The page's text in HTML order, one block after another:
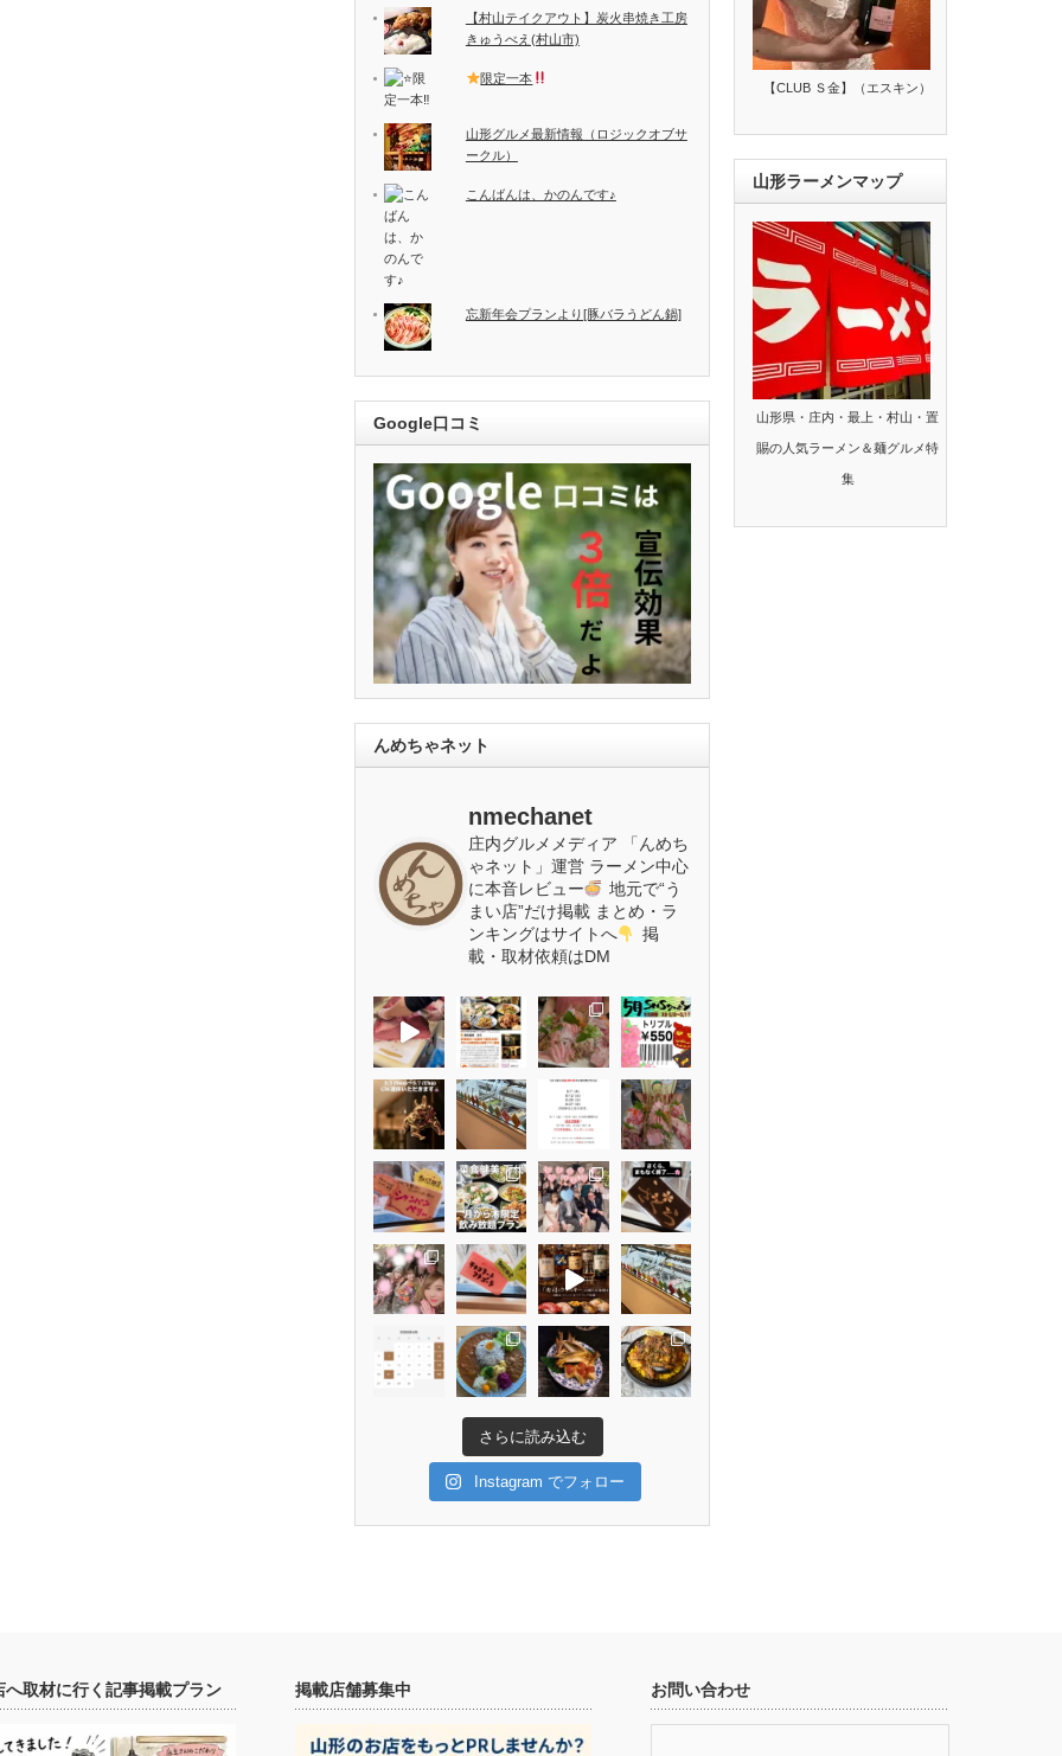
【村山テイクアウト】炭火串焼き工房
きゅうべえ(村山市)
限定一本
山形グルメ最新情報（ロジックオブサ
ークル）
こんばんは、かのんです♪
忘新年会プランより[豚バラうどん鍋]
Google口コミ
んめちゃネット
nmechanet
庄内グルメメディア 「んめち
ゃネット」運営 ラーメン中心
に本音レビュー
地元で“う
まい店”だけ掲載 まとめ・ラ
ンキングはサイトへ
掲
載・取材依頼はDM
さらに読み込む
Instagram でフォロー
【CLUB Ｓ金】（エスキン）
山形ラーメンマップ
山形県・庄内・最上・村山・置
賜の人気ラーメン＆麺グルメ特
集
へ取材に行く記事掲載プラン 掲載店舗募集中 お問い合わせ